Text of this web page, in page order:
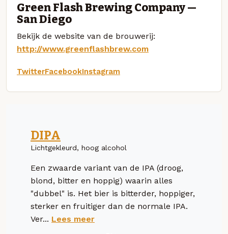
Green Flash Brewing Company —
San Diego
Bekijk de website van de brouwerij:
http://www.greenflashbrew.com
TwitterFacebookInstagram
DIPA
Lichtgekleurd, hoog alcohol
Een zwaarde variant van de IPA (droog,
blond, bitter en hoppig) waarin alles
"dubbel" is. Het bier is bitterder, hoppiger,
sterker en fruitiger dan de normale IPA.
Ver... Lees meer